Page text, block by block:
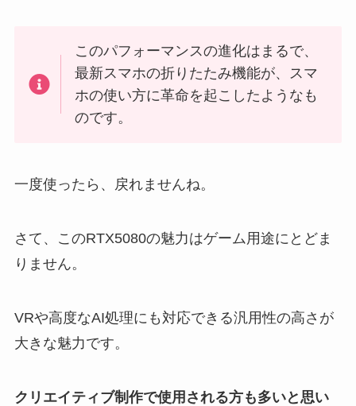
このパフォーマンスの進化はまるで、
最新スマホの折りたたみ機能が、スマ
ホの使い方に革命を起こしたようなも
のです。
一度使ったら、戻れませんね。
さて、このRTX5080の魅力はゲーム用途にとどま
りません。
VRや高度なAI処理にも対応できる汎用性の高さが
大きな魅力です。
クリエイティブ制作で使用される方も多いと思い